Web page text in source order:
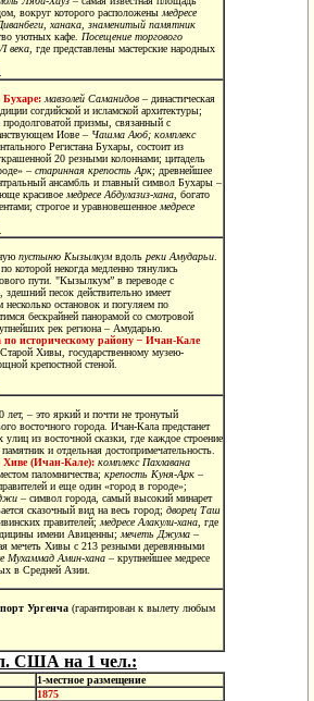
вокруг которого расположены медресе
ханака, знаменитый памятник
уютных кафе. Посещение торгового
века , где представлены мастерские народных
Бухаре: мавзолей Саманидов – династическая
согдийской и исламской архитектуры;
призмы, связанный с
Иове – Чашма Аюб; комплекс
Регистана Бухары, состоит из
20 резными колоннами; цитадель
– старинная крепость Арк; древнейшее
ансамбль и главный символ Бухары –
красивое медресе Абдулазиз-хана , богато
строгое и уравновешенное медресе
пустыню Кызылкум вдоль реки Амударьи
которой некогда медленно тянулись
пути. "Кызылкум” в переводе с
песок действительно имеет
несколько остановок и погуляем по
бескрайней панорамой со смотровой
рек региона – Амударью.
историческому району– Ичан-Кале
Хивы, государственному музею-
крепостной стеной.
лет, – это яркий и почти не тронутый
восточного города. Ичан-Кала предстанет
из восточной сказки, где каждое строение
и отдельная достопримечательность.
Хиве (Ичан-Кале): комплекс Пахлавана
паломничества; крепость Куня-Арк –
и еще один «город в городе»;
– символ города, самый высокий минарет
сказочный вид на весь город; дворец Таш
правителей; медресе Алакули-хана , где
имени Авиценны; мечеть Джума –
мечеть Хивы с 213 резными деревянными
Мухаммад Амин-хана – крупнейшее медресе
в Средней Азии.
Ургенча (гарантирован к вылету любым
США на 1 чел.:
1-местное размещение
1875